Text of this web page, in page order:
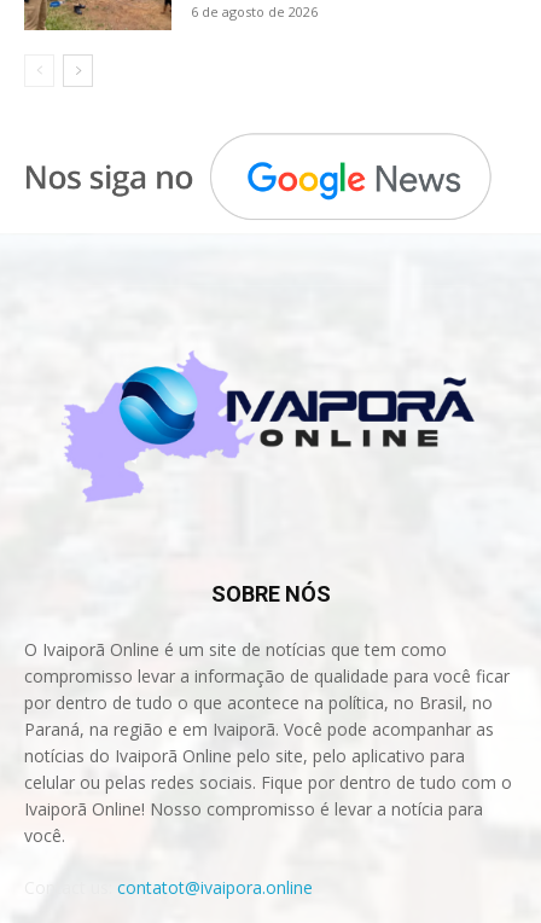
6 de agosto de 2026
SOBRE NÓS
O Ivaiporã Online é um site de notícias que tem como
compromisso levar a informação de qualidade para você ficar
por dentro de tudo o que acontece na política, no Brasil, no
Paraná, na região e em Ivaiporã. Você pode acompanhar as
notícias do Ivaiporã Online pelo site, pelo aplicativo para
celular ou pelas redes sociais. Fique por dentro de tudo com o
Ivaiporã Online! Nosso compromisso é levar a notícia para
você.
contatot@ivaipora.online